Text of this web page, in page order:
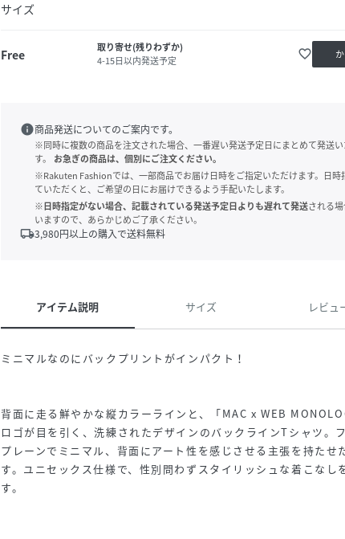
サイズ
Free
取り寄せ(残りわずか)
4-15日以内発送予定
favorite_border
info商品発送についてのご案内です。
※同時に複数の商品を注文された場合、一番遅い発送予定日にまとめて発送
す。
お急ぎの商品は、個別にご注文ください。
※Rakuten Fashionでは、一部商品でお届け日時をご指定いただけます。日時
ていただくと、ご希望の日にお届けできるよう手配いたします。
※日時指定がない場合、記載されている発送予定日よりも遅れて発送される
いますので、あらかじめご了承ください。
local_shipping3,980円以上の購入で送料無料
アイテム説明 サイズ レビュ
ミニマルなのにバックプリントがインパクト！
背面に走る鮮やかな縦カラーラインと、「MAC x WEB
ロゴが目を引く、洗練されたデザインのバックラインTシャツ。
プレーンでミニマル、背面にアート性を感じさせる主張を持たせ
す。ユニセックス仕様で、性別問わずスタイリッシュな着こなし
す。